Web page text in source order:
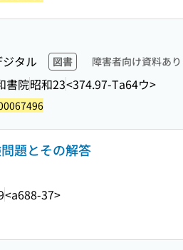
ジタル 図書 障害者向け資料あり
書院昭和23<374.97-Ta64ウ>
題とその解答
<a688-37>